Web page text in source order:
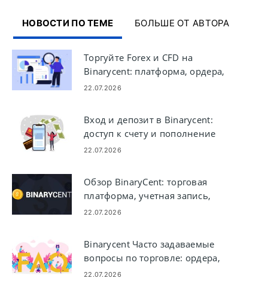
НОВОСТИ ПО ТЕМЕ БОЛЬШЕ ОТ АВТОРА
Торгуйте Forex и CFD на
Binarycent: платформа, ордера,
управление рисками
22.07.2026
Вход и депозит в Binarycent:
доступ к счету и пополнение
счета
22.07.2026
Обзор BinaryCent: торговая
платформа, учетная запись,
комиссии и безопасность
22.07.2026
Binarycent Часто задаваемые
вопросы по торговле: ордера,
активы, исполнение и риск
22.07.2026